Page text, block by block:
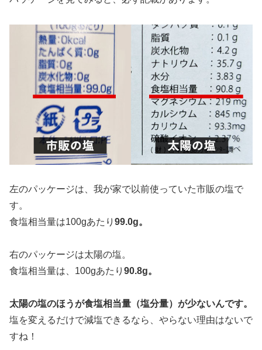
左のパッケージは、我が家で以前使っていた市販の塩で
す。
食塩相当量は100gあたり 99.0g。
右のパッケージは太陽の塩。
食塩相当量は、100gあたり 90.8g。
太陽の塩のほうが食塩相当量（塩分量）が少ないんです。
塩を変えるだけで減塩できるなら、やらない理由はないで
すね！